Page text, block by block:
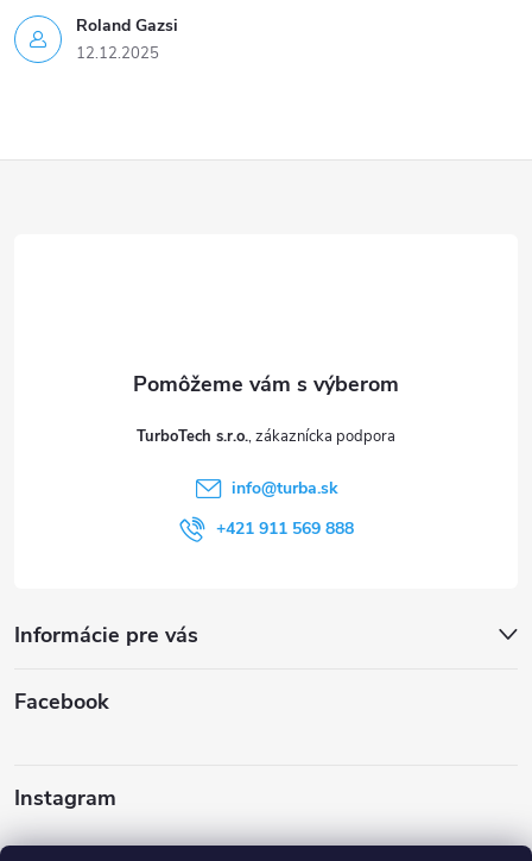
Roland Gazsi
12.12.2025
TurboTech s.r.o.
info@turba.sk
+421 911 569 888
Informácie pre vás
Facebook
Instagram